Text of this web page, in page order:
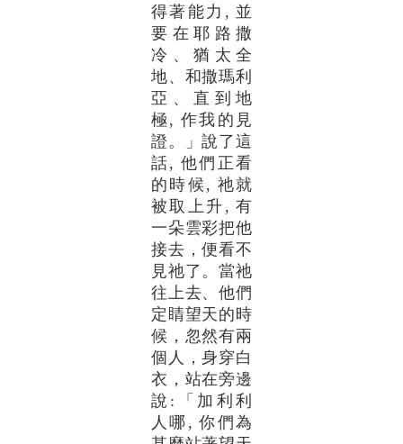
得著能力, 並
要在耶路撒
冷、猶太全
地、和撒瑪利
亞、直到地
極, 作我的見
證。」說了這
話, 他們正看
的時候, 祂就
被取上升, 有
一朵雲彩把他
接去，便看不
見祂了。當祂
往上去、他們
定睛望天的時
候，忽然有兩
個人，身穿白
衣，站在旁邊
說:「加利利
人哪, 你們為